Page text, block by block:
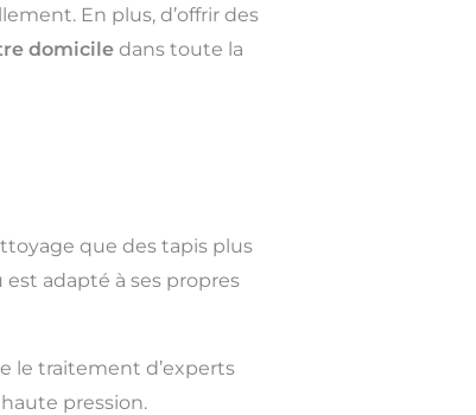
En plus, d’offrir des
domicile dans toute la
que des tapis plus
adapté à ses propres
le traitement d’experts
pression.